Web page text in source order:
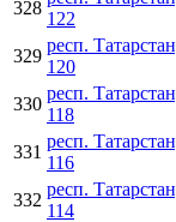
328
122
329
респ.
120
330
респ.
118
331
респ.
116
332
респ.
114